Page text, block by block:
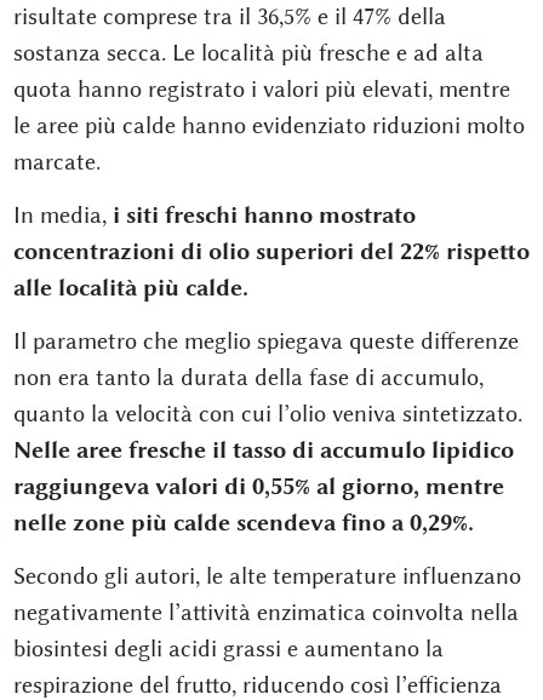
risultate comprese tra il 36,5% e il 47% della
sostanza secca. Le località più fresche e ad alta
quota hanno registrato i valori più elevati, mentre
le aree più calde hanno evidenziato riduzioni molto
marcate.
In media, i siti freschi hanno mostrato
concentrazioni di olio superiori del 22% rispetto
alle località più calde.
Il parametro che meglio spiegava queste differenze
non era tanto la durata della fase di accumulo,
quanto la velocità con cui l’olio veniva sintetizzato.
Nelle aree fresche il tasso di accumulo lipidico
raggiungeva valori di 0,55% al giorno, mentre
nelle zone più calde scendeva fino a 0,29%.
Secondo gli autori, le alte temperature influenzano
negativamente l’attività enzimatica coinvolta nella
biosintesi degli acidi grassi e aumentano la
respirazione del frutto, riducendo così l’efficienza